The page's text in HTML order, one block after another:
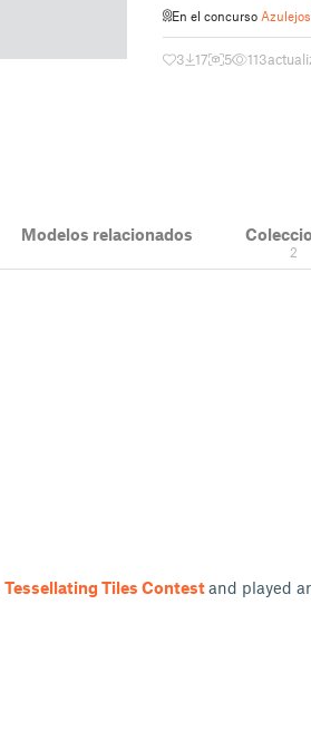
En el concurso
3 17 5 113
Modelos relacionados
2
Tessellating Tiles Contestand played